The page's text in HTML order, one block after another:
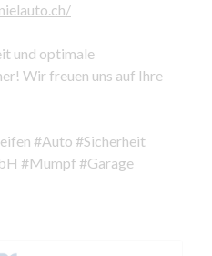
und optimale
Wir freuen uns auf Ihre
#Auto #Sicherheit
#Mumpf #Garage